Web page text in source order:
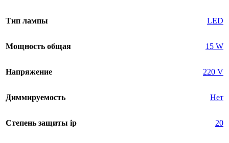
Тип лампы LED
Мощность общая 15 W
Напряжение 220 V
Диммируемость Нет
Степень защиты ip 20